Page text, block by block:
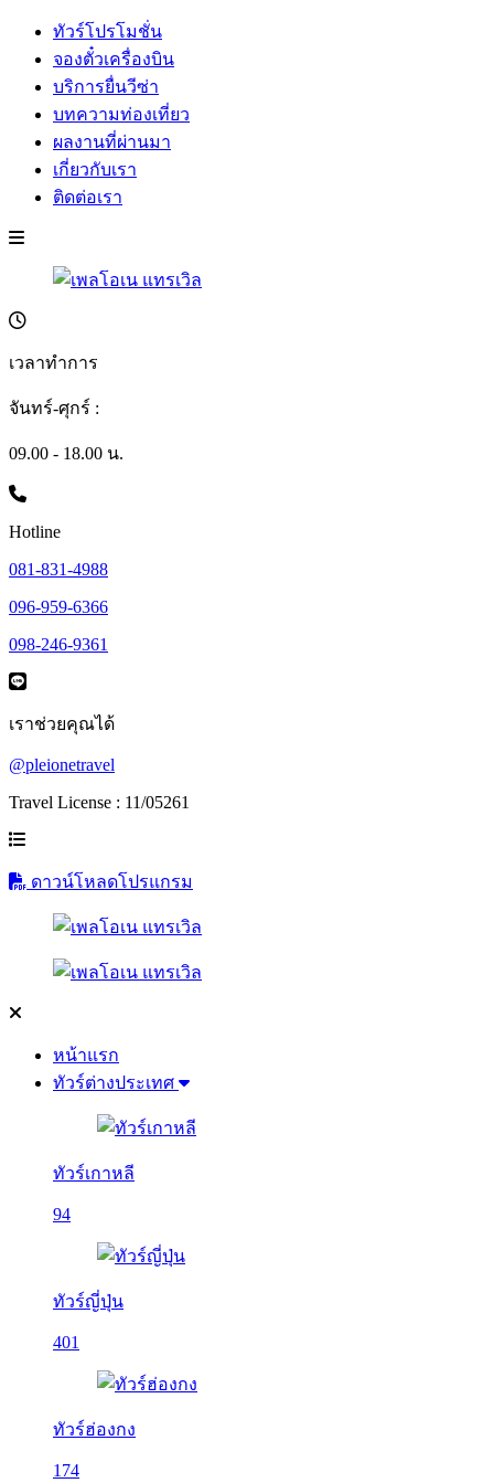
ทัวร์โปรโมชั่น
จองตั๋วเครื่องบิน
บริการยื่นวีซ่า
บทความท่องเที่ยว
ผลงานที่ผ่านมา
เกี่ยวกับเรา
ติดต่อเรา
เวลาทำการ
จันทร์-ศุกร์ :
09.00 - 18.00 น.
Hotline
081-831-4988
096-959-6366
098-246-9361
เราช่วยคุณได้
@pleionetravel
Travel License : 11/05261
ดาวน์โหลดโปรแกรม
หน้าแรก
ทัวร์ต่างประเทศ
ทัวร์เกาหลี
94
ทัวร์ญี่ปุ่น
401
ทัวร์ฮ่องกง
174